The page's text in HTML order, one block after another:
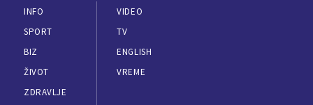
INFO
SPORT
BIZ
ŽIVOT
ZDRAVLJE
VIDEO
TV
ENGLISH
VREME